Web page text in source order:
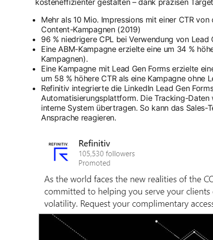
kosteneffizienter gestalten – dank präzisen
Mehr als 10 Mio. Impressions mit einer CTR
Content-Kampagnen (2019)
96 % niedrigere CPL bei Verwendung von Lead
Eine ABM-Kampagne erzielte eine um 34 %
Kampagnen).
Eine Kampagne mit Lead Gen Forms erzielte
um 58 % höhere CTR als eine Kampagne ohne
Refinitiv integrierte die LinkedIn Lead Gen
Automatisierungsplattform. Die Tracking-
interne System übertragen. So kann das
Ansprache reagieren.